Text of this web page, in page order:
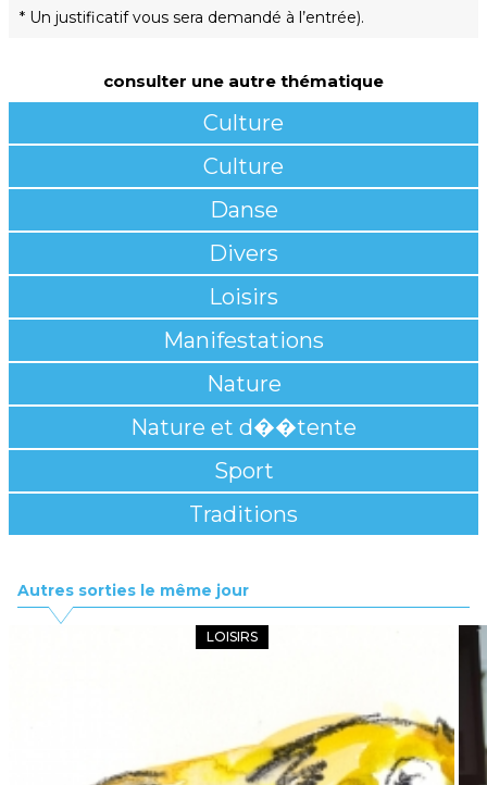
* Un justificatif vous sera demandé à l’entrée).
consulter une autre thématique
Culture
Culture
Danse
Divers
Loisirs
Manifestations
Nature
Nature et d��tente
Sport
Traditions
Autres sorties le même jour
LOISIRS